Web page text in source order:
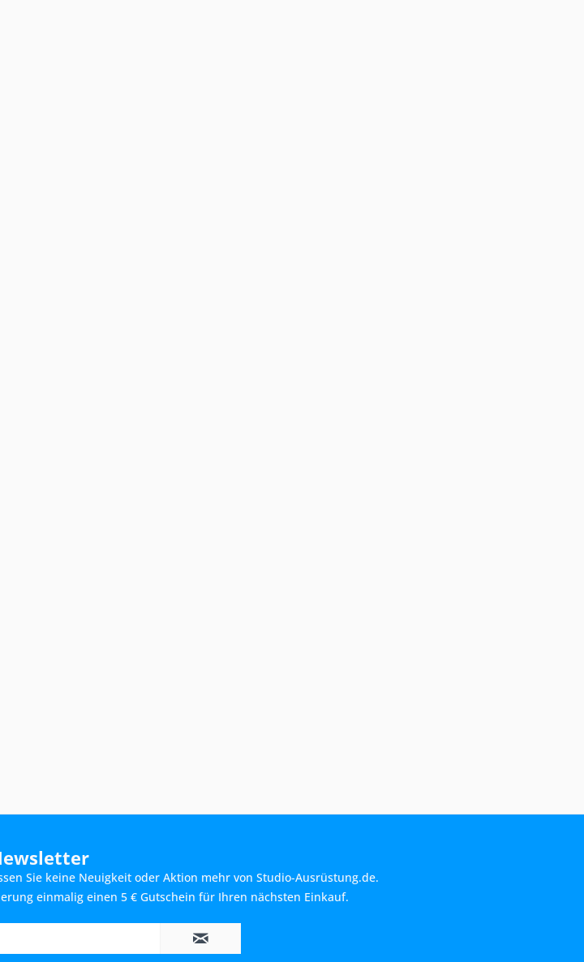
Sie keine Neuigkeit oder Aktion mehr von Studio-Ausrüstung.de.
einmalig einen 5 € Gutschein für Ihren nächsten Einkauf.